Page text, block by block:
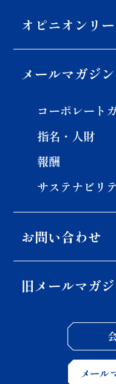
オピニオンリ
メールマガジン
コーポレート
指名・人財
報酬
サステナビリ
お問い合わせ
旧メールマガ